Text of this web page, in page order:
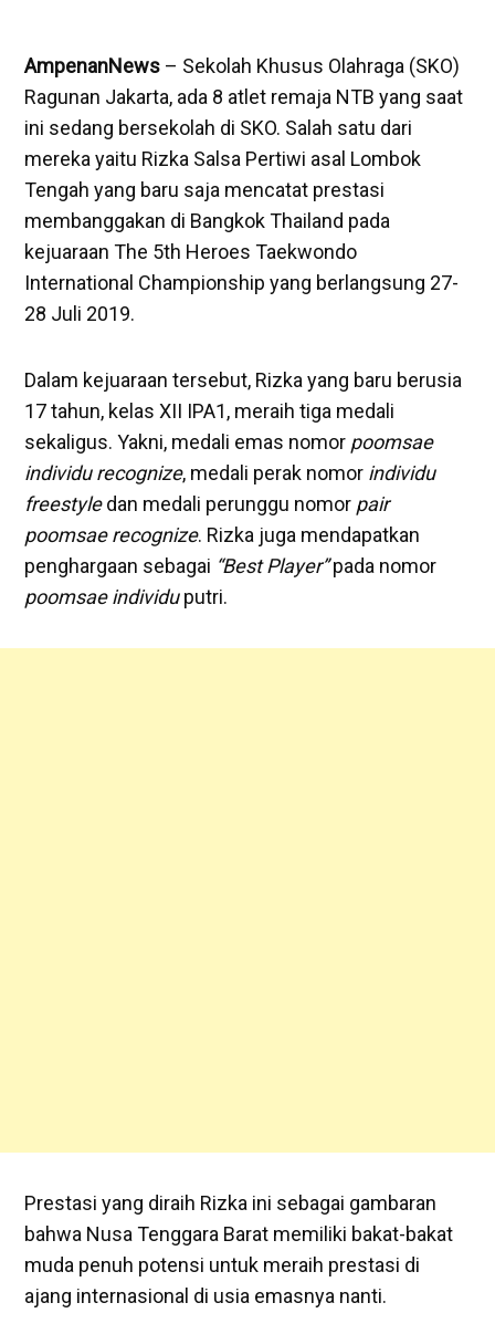
AmpenanNews – Sekolah Khusus Olahraga (SKO)
Ragunan Jakarta, ada 8 atlet remaja NTB yang saat
ini sedang bersekolah di SKO. Salah satu dari
mereka yaitu Rizka Salsa Pertiwi asal Lombok
Tengah yang baru saja mencatat prestasi
membanggakan di Bangkok Thailand pada
kejuaraan The 5th Heroes Taekwondo
International Championship yang berlangsung 27-
28 Juli 2019.
Dalam kejuaraan tersebut, Rizka yang baru berusia
17 tahun, kelas XII IPA1, meraih tiga medali
sekaligus. Yakni, medali emas nomor poomsae
individu recognize, medali perak nomor individu
freestyledan medali perunggu nomor pair
poomsae recognize. Rizka juga mendapatkan
penghargaan sebagai “Best Player”pada nomor
poomsae individuputri.
Prestasi yang diraih Rizka ini sebagai gambaran
bahwa Nusa Tenggara Barat memiliki bakat-bakat
muda penuh potensi untuk meraih prestasi di
ajang internasional di usia emasnya nanti.